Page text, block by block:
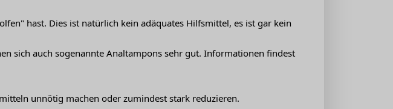
hast. Dies ist natürlich kein adäquates Hilfsmittel, es ist gar kein
sich auch sogenannte Analtampons sehr gut. Informationen findest
unnötig machen oder zumindest stark reduzieren.